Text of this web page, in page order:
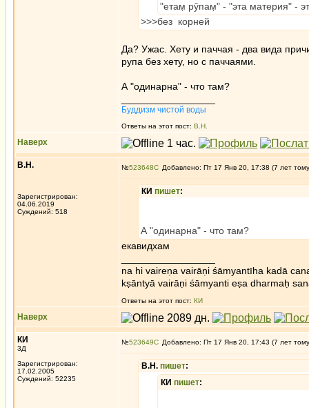
"етам̣ рӯпам̣" - "эта материя" -
>>>без корней
Да? Ужас. Хету и паччая - два вида
рупа без хету, но с паччаями.
А "одинарна" - что там?
Буддизм чистой воды
Ответы на этот пост: В.Н.
Наверх
В.Н.
Зарегистрирован:
04.06.2019
Суждений: 518
№523648 Добавлено: Пт 17 Янв 20, 17:38 (7 лет
КИ пишет:
А "одинарна" - что там?
екавидхам
na hi vaireṇa vairāṇi śāmyantīha kadā
kṣāntyā vairāṇi śāmyanti eṣa dharmaḥ
Ответы на этот пост: КИ
Наверх
КИ
3Д
Зарегистрирован:
17.02.2005
Суждений: 52235
№523649 Добавлено: Пт 17 Янв 20, 17:43 (7 лет
В.Н. пишет:
КИ пишет: